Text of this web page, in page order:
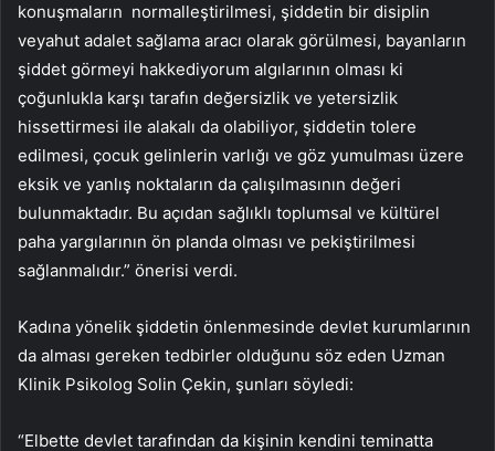
konuşmaların normalleştirilmesi, şiddetin bir disiplin
veyahut adalet sağlama aracı olarak görülmesi, bayanların
şiddet görmeyi hakkediyorum algılarının olması ki
çoğunlukla karşı tarafın değersizlik ve yetersizlik
hissettirmesi ile alakalı da olabiliyor, şiddetin tolere
edilmesi, çocuk gelinlerin varlığı ve göz yumulması üzere
eksik ve yanlış noktaların da çalışılmasının değeri
bulunmaktadır. Bu açıdan sağlıklı toplumsal ve kültürel
paha yargılarının ön planda olması ve pekiştirilmesi
sağlanmalıdır.” önerisi verdi.
Kadına yönelik şiddetin önlenmesinde devlet kurumlarının
da alması gereken tedbirler olduğunu söz eden Uzman
Klinik Psikolog Solin Çekin, şunları söyledi:
“Elbette devlet tarafından da kişinin kendini teminatta